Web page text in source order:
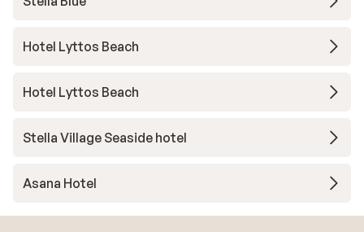
Hotel Lyttos Beach
Hotel Lyttos Beach
Stella Village Seaside hotel
Asana Hotel